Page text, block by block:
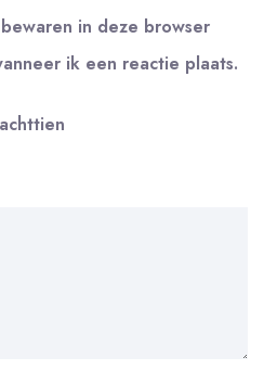
in deze browser
ik een reactie plaats.
achttien